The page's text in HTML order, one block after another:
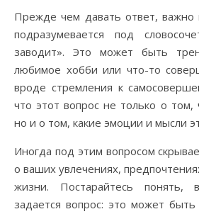
Прежде чем давать ответ, важно
подразумевается под
заводит». Это может быть
любимое хобби или что-то
вроде стремления к
что этот вопрос не только о том,
но и о том, какие эмоции и мысли
Иногда под этим вопросом
о ваших увлечениях,
жизни. Постарайтесь понять,
задается вопрос: это может быть